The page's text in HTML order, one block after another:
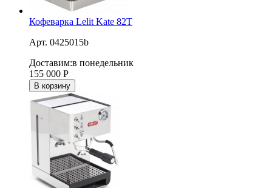
Кофеварка Lelit Kate 82T
Арт. 0425015b
Доставим:в понедельник
155 000 Р
В корзину